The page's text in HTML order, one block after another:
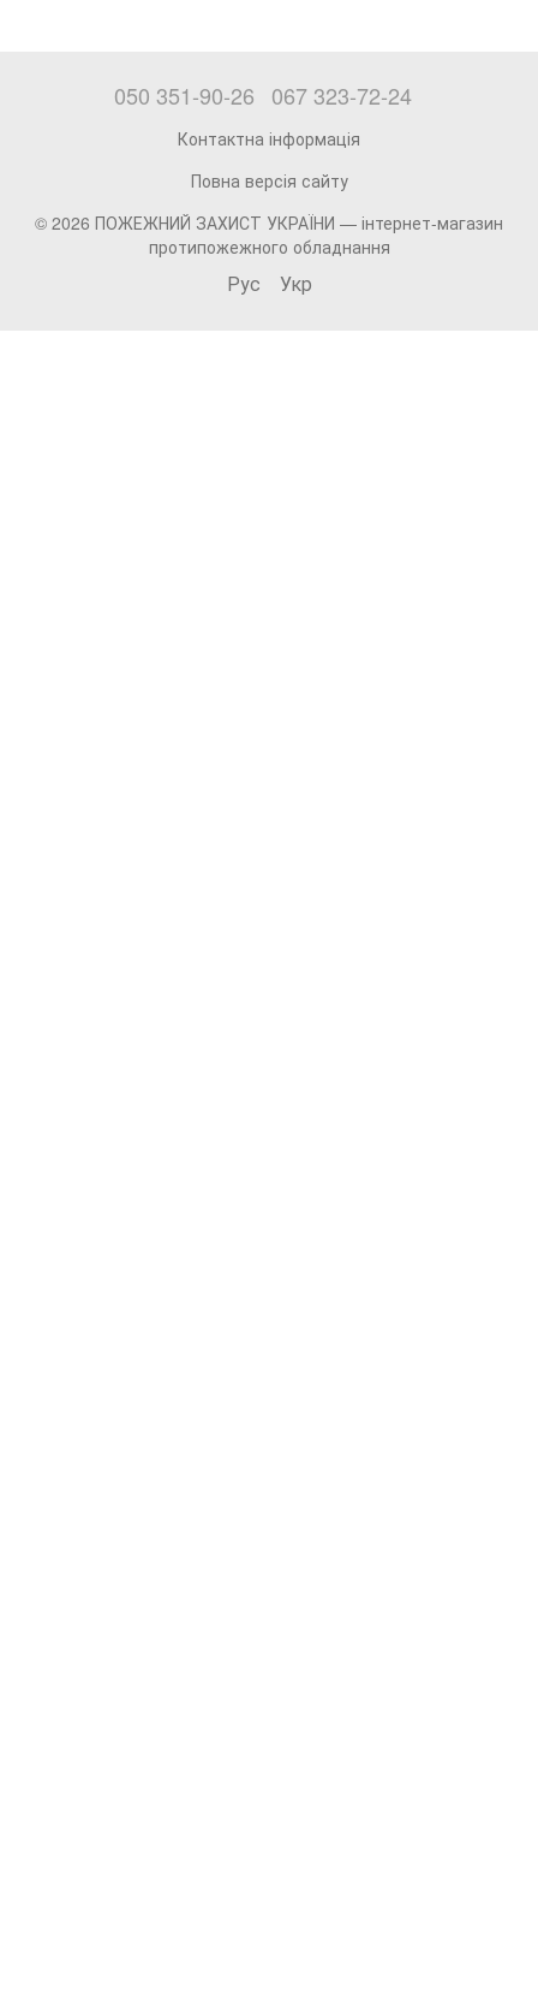
050 351-90-26 067 323-72-24
Контактна інформація
Повна версія сайту
© 2026 ПОЖЕЖНИЙ ЗАХИСТ УКРАЇНИ — інтернет-магазин
протипожежного обладнання
Рус Укр